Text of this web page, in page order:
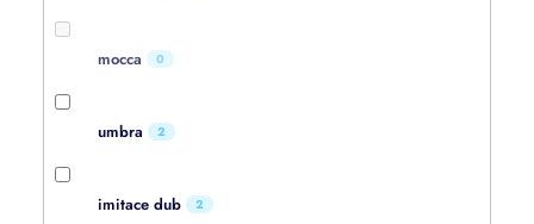
mocca 0
umbra 2
imitace dub 2